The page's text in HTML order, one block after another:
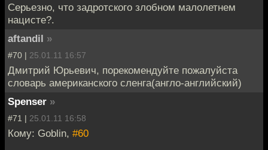
Серьезно, что задротского злобном малолетнем
нацисте?.
aftandil »
#70 | 25.01.11 16:57
Дмитрий Юрьевич, порекомендуйте пожалуйста
словарь американского сленга(англо-английский)
Spenser »
#71 | 25.01.11 16:58
Кому: Goblin, #60